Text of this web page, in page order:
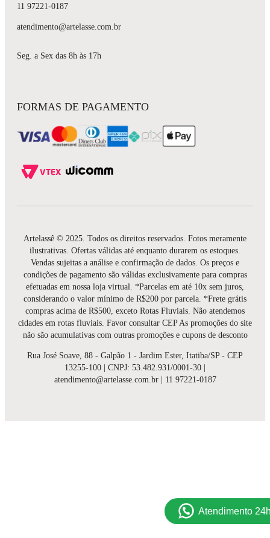
11 97221-0187
atendimento@artelasse.com.br
Seg. a Sex das 8h às 17h
FORMAS DE PAGAMENTO
Artelassê © 2025. Todos os direitos reservados. Fotos meramente
ilustrativas. Ofertas válidas até enquanto durarem os estoques.
Vendas sujeitas a análise e confirmação de dados. Os preços e
condições de pagamento são válidas exclusivamente para compras
efetuadas em nossa loja virtual. *Parcelas em até 10x sem juros,
considerando o valor mínimo de R$200 por parcela. *Frete grátis
compras acima de R$500, exceto Rotas Fluviais. Não atendemos
cidades em rotas fluviais. Favor consultar CEP As promoções do site
não são acumulativas com outras promoções e cupons de desconto
Rua José Soave, 88 - Galpão 1 - Jardim Ester, Itatiba/SP - CEP
13255-100 | CNPJ: 53.482.931/0001-30 |
atendimento@artelasse.com.br | 11 97221-0187
Atendimento